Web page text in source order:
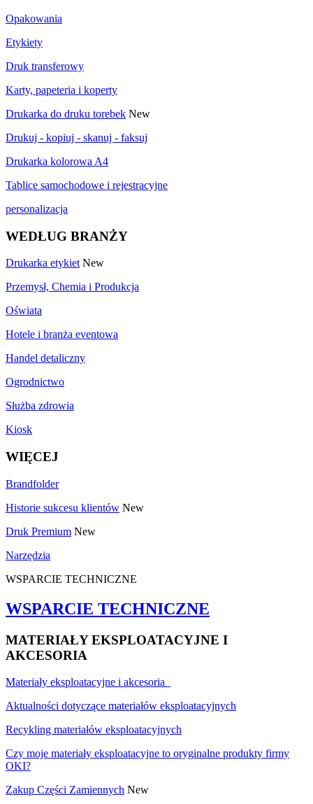
Opakowania
Etykiety
Druk transferowy
Karty, papeteria i koperty
Drukarka do druku torebek New
Drukuj - kopiuj - skanuj - faksuj
Drukarka kolorowa A4
Tablice samochodowe i rejestracyjne
personalizacja
WEDŁUG BRANŻY
Drukarka etykiet New
Przemysł, Chemia i Produkcja
Oświata
Hotele i branża eventowa
Handel detaliczny
Ogrodnictwo
Służba zdrowia
Kiosk
WIĘCEJ
Brandfolder
Historie sukcesu klientów New
Druk Premium New
Narzędzia
WSPARCIE TECHNICZNE
WSPARCIE TECHNICZNE
MATERIAŁY EKSPLOATACYJNE I
AKCESORIA
Materiały eksploatacyjne i akcesoria
Aktualności dotyczące materiałów eksploatacyjnych
Recykling materiałów eksploatacyjnych
Czy moje materiały eksploatacyjne to oryginalne produkty firmy
OKI?
Zakup Części Zamiennych New